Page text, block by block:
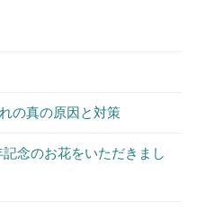
の真の原因と対策
記念のお花をいただきまし